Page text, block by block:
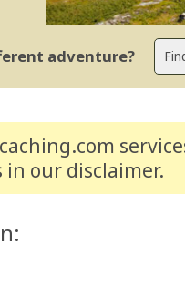
adventure?
in our disclaimer.